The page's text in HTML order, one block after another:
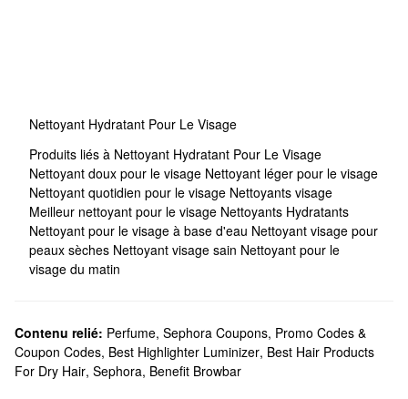
Nettoyant Hydratant Pour Le Visage
Produits liés à Nettoyant Hydratant Pour Le Visage
Nettoyant doux pour le visage Nettoyant léger pour le visage
Nettoyant quotidien pour le visage Nettoyants visage
Meilleur nettoyant pour le visage Nettoyants Hydratants
Nettoyant pour le visage à base d'eau Nettoyant visage pour
peaux sèches Nettoyant visage sain Nettoyant pour le
visage du matin
Contenu relié: Perfume, Sephora Coupons, Promo Codes &
Coupon Codes, Best Highlighter Luminizer, Best Hair Products
For Dry Hair, Sephora, Benefit Browbar